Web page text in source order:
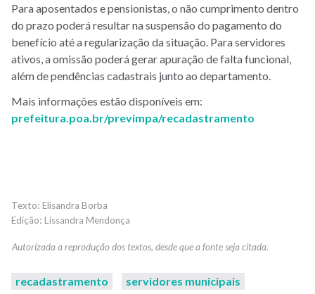
Para aposentados e pensionistas, o não cumprimento dentro
do prazo poderá resultar na suspensão do pagamento do
benefício até a regularização da situação. Para servidores
ativos, a omissão poderá gerar apuração de falta funcional,
além de pendências cadastrais junto ao departamento.
Mais informações estão disponíveis em:
prefeitura.poa.br/previmpa/recadastramento
Elisandra Borba
Lissandra Mendonça
recadastramento servidores municipais